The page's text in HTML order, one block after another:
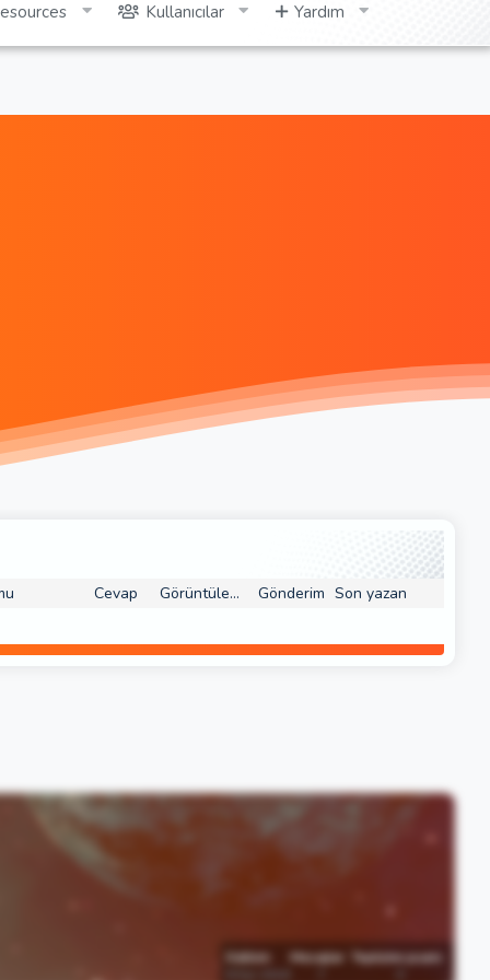
Giriş yap Kayıt ol
Kullanıcılar Yardım
Cevap Görüntüleme Gönderim Son yazan
Katılım
Mesajlar
Tepkime puanı